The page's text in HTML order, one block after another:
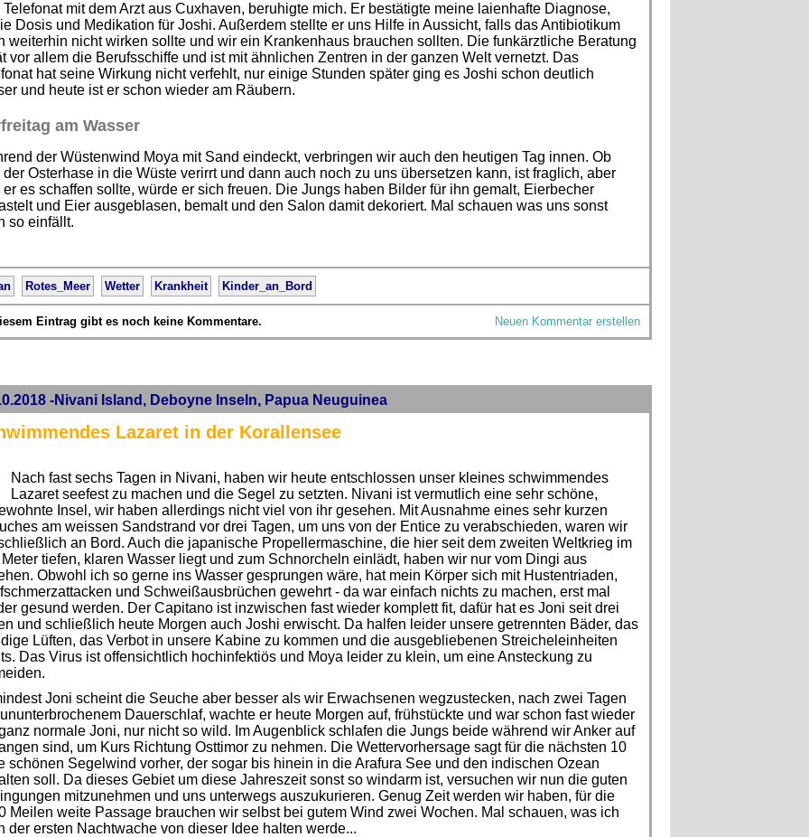
mit dem Arzt aus Cuxhaven, beruhigte mich. Er bestätigte meine laienhafte Diagnose,
Dosis und Medikation für Joshi. Außerdem stellte er uns Hilfe in Aussicht, falls das Antibiotikum
weiterhin nicht wirken sollte und wir ein Krankenhaus brauchen sollten. Die funkärztliche Beratung
vor allem die Berufsschiffe und ist mit ähnlichen Zentren in der ganzen Welt vernetzt. Das
hat seine Wirkung nicht verfehlt, nur einige Stunden später ging es Joshi schon deutlich
und heute ist er schon wieder am Räubern.
am Wasser
der Wüstenwind Moya mit Sand eindeckt, verbringen wir auch den heutigen Tag innen. Ob
Osterhase in die Wüste verirrt und dann auch noch zu uns übersetzen kann, ist fraglich, aber
es schaffen sollte, würde er sich freuen. Die Jungs haben Bilder für ihn gemalt, Eierbecher
und Eier ausgeblasen, bemalt und den Salon damit dekoriert. Mal schauen was uns sonst
so einfällt.
Rotes_Meer Wetter Krankheit Kinder_an_Bord
Neuen Kommentar erstellen
Eintrag gibt es noch keine Kommentare.
-Nivani Island, Deboyne Inseln, Papua Neuguinea
Lazaret in der Korallensee
Nach fast sechs Tagen in Nivani, haben wir heute entschlossen unser kleines schwimmendes
Lazaret seefest zu machen und die Segel zu setzten. Nivani ist vermutlich eine sehr schöne,
Insel, wir haben allerdings nicht viel von ihr gesehen. Mit Ausnahme eines sehr kurzen
am weissen Sandstrand vor drei Tagen, um uns von der Entice zu verabschieden, waren wir
an Bord. Auch die japanische Propellermaschine, die hier seit dem zweiten Weltkrieg im
tiefen, klaren Wasser liegt und zum Schnorcheln einlädt, haben wir nur vom Dingi aus
Obwohl ich so gerne ins Wasser gesprungen wäre, hat mein Körper sich mit Hustentriaden,
und Schweißausbrüchen gewehrt - da war einfach nichts zu machen, erst mal
gesund werden. Der Capitano ist inzwischen fast wieder komplett fit, dafür hat es Joni seit drei
und schließlich heute Morgen auch Joshi erwischt. Da halfen leider unsere getrennten Bäder, das
Lüften, das Verbot in unsere Kabine zu kommen und die ausgebliebenen Streicheleinheiten
Das Virus ist offensichtlich hochinfektiös und Moya leider zu klein, um eine Ansteckung zu
Joni scheint die Seuche aber besser als wir Erwachsenen wegzustecken, nach zwei Tagen
Dauerschlaf, wachte er heute Morgen auf, frühstückte und war schon fast wieder
normale Joni, nur nicht so wild. Im Augenblick schlafen die Jungs beide während wir Anker auf
sind, um Kurs Richtung Osttimor zu nehmen. Die Wettervorhersage sagt für die nächsten 10
schönen Segelwind vorher, der sogar bis hinein in die Arafura See und den indischen Ozean
soll. Da dieses Gebiet um diese Jahreszeit sonst so windarm ist, versuchen wir nun die guten
mitzunehmen und uns unterwegs auszukurieren. Genug Zeit werden wir haben, für die
Meilen weite Passage brauchen wir selbst bei gutem Wind zwei Wochen. Mal schauen, was ich
der ersten Nachtwache von dieser Idee halten werde...